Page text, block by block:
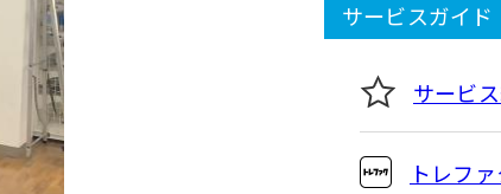
サービスガイド
サービ
トレフ